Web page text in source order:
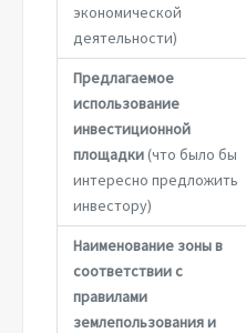
экономической
деятельности)
Предлагаемое
использование
инвестиционной
площадки(что было бы
интересно предложить
инвестору)
Наименование зоны в
соответствии с
правилами
землепользования и